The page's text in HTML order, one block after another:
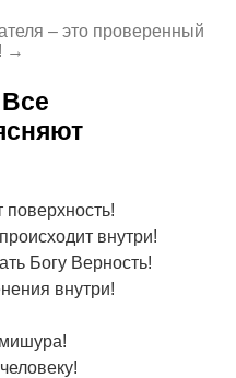
– это проверенный
→
внутри!
Богу Верность!
внутри!
мишура!